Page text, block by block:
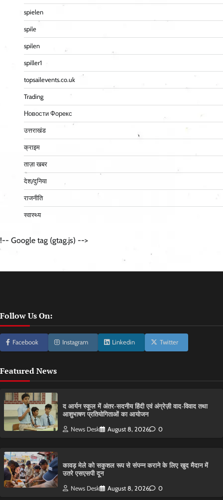
spielen
spile
spilen
spiller1
topsailevents.co.uk
Trading
Новости Форекс
उत्तराखंड
क्राइम
ताज़ा खबर
देश/दुनिया
राजनीति
स्वास्थ्य
!-- Google tag (gtag.js) -->
Follow Us On:
Facebook Instagram Linkedin Twitter
Featured News
द आर्यन स्कूल में अंतर-सदनीय हिंदी एवं अंग्रेज़ी वाद-विवाद तथा
आशुभाषण प्रतियोगिताओं का आयोजन
News Desk August 8, 2026 0
कावड़ मेले को सकुशल रूप से संपन्न कराने के लिए खुद मैदान में
उतरे एसएसपी दून
News Desk August 8, 2026 0